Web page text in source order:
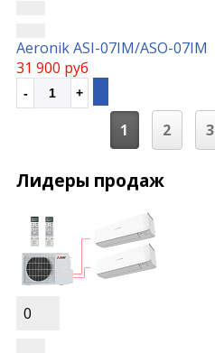
Aeronik ASI-07IM/ASO-07IM
31 900 руб
1 2 3
Лидеры продаж
0